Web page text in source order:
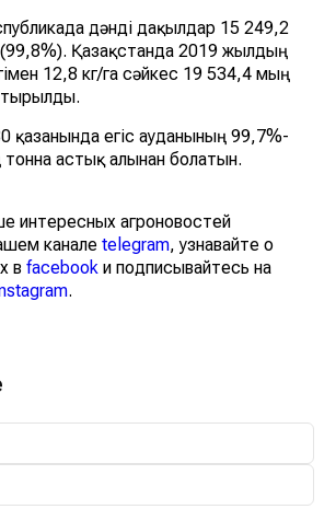
дәнді дақылдар 15 249,2
Қазақстанда 2019 жылдың
12,8 кг/га сәйкес 19 534,4 мың
қазанында егіс ауданының 99,7%-
астық алынған болатын.
интересных агроновостей
канале telegram, узнавайте о
в facebook и подписывайтесь на
.